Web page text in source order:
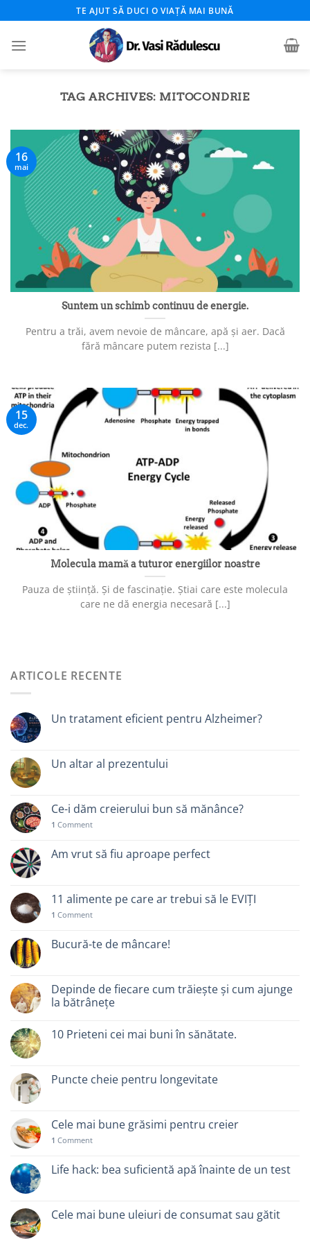
to
content
TE AJUT SĂ DUCI O VIAȚĂ MAI BUNĂ
TAG ARCHIVES: MITOCONDRIE
Suntem un schimb continuu de energie.
Pentru a trăi, avem nevoie de mâncare, apă și aer. Dacă
fără mâncare putem rezista [...]
16
mai
Molecula mamă a tuturor energiilor noastre
Pauza de știință. Și de fascinație. Știai care este molecula
care ne dă energia necesară [...]
15
dec.
ARTICOLE RECENTE
Un tratament eficient pentru Alzheimer?
Un altar al prezentului
Ce-i dăm creierului bun să mănânce?
1 Comment
Am vrut să fiu aproape perfect
11 alimente pe care ar trebui să le EVIȚI
1 Comment
Bucură-te de mâncare!
Depinde de fiecare cum trăiește și cum ajunge
la bătrânețe
10 Prieteni cei mai buni în sănătate.
Puncte cheie pentru longevitate
Cele mai bune grăsimi pentru creier
1 Comment
Life hack: bea suficientă apă înainte de un test
Cele mai bune uleiuri de consumat sau gătit